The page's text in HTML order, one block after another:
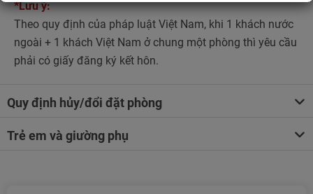
*Lưu ý:
Theo quy định của pháp luật Việt Nam, khi 1 khách nước
ngoài + 1 khách Việt Nam ở chung một phòng thì yêu cầu
phải có giấy đăng ký kết hôn.
Quy định hủy/đổi đặt phòng
Trẻ em và giường phụ